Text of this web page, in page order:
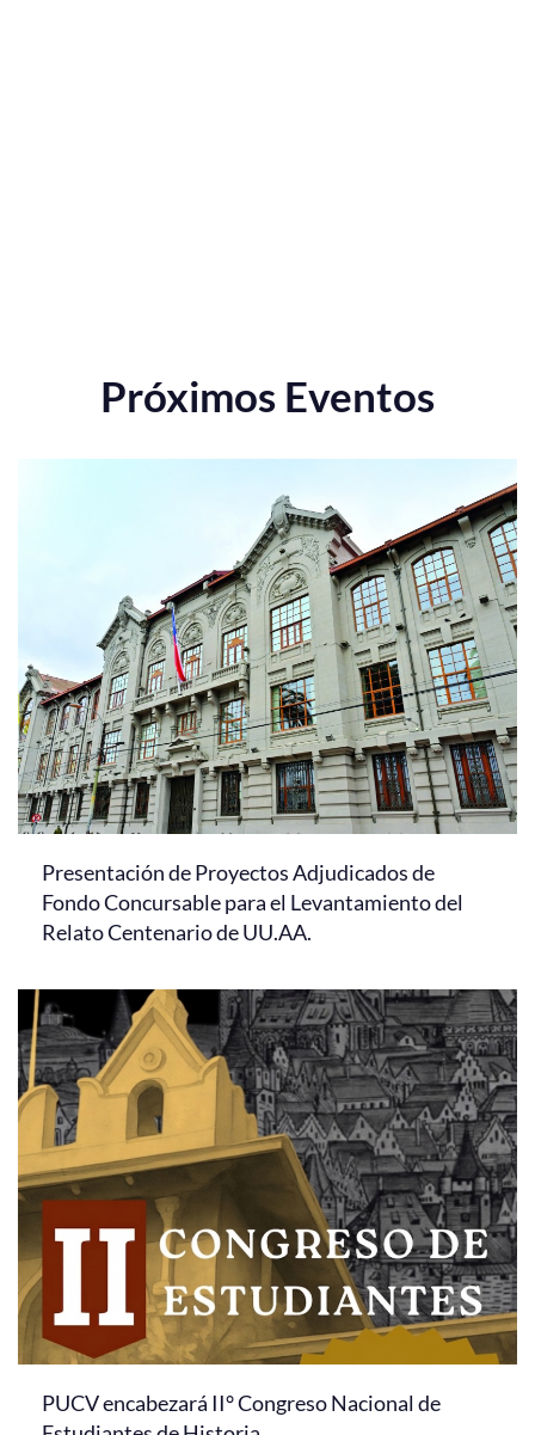
Próximos Eventos
Presentación de Proyectos Adjudicados de
Fondo Concursable para el Levantamiento del
Relato Centenario de UU.AA.
PUCV encabezará II° Congreso Nacional de